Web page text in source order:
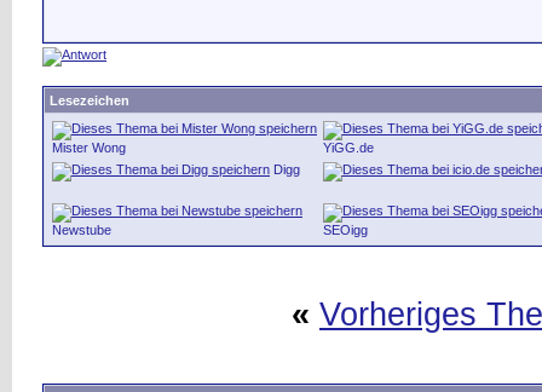
Lesezeichen
Mister Wong
YiGG.de
Digg
Newstube SEOigg
« Vorheriges